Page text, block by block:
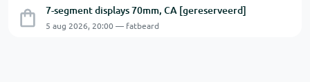
7-segment displays 70mm, CA [gereserveerd]
5 aug 2026, 20:00 — fatbeard